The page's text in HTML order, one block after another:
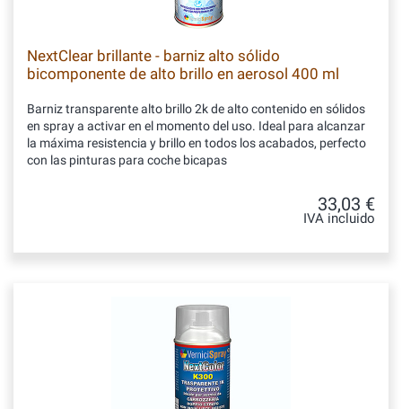
NextClear brillante - barniz alto sólido
bicomponente de alto brillo en aerosol 400 ml
Barniz transparente alto brillo 2k de alto contenido en sólidos
en spray a activar en el momento del uso. Ideal para alcanzar
la máxima resistencia y brillo en todos los acabados, perfecto
con las pinturas para coche bicapas
33,03 €
IVA incluido